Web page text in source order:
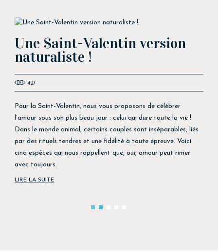
Une Saint-Valentin version
naturaliste !
427
Pour la Saint-Valentin, nous vous proposons de célébrer
l’amour sous son plus beau jour : celui qui dure toute la vie !
Dans le monde animal, certains couples sont inséparables, liés
par des rituels tendres et une fidélité à toute épreuve. Voici
cinq espèces qui nous rappellent que, oui, amour peut rimer
avec toujours.
LIRE LA SUITE